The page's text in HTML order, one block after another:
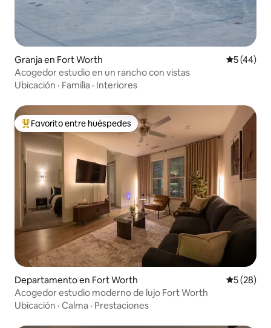
Granja en Fort Worth
5 (44)
Acogedor estudio en un rancho con vistas
Ubicación · Familia · Interiores
Favorito entre los huéspedes más destacados
Favorito entre huéspedes
Departamento en Fort Worth
5 (28)
Acogedor estudio moderno de lujo Fort Worth
Ubicación · Calma · Prestaciones